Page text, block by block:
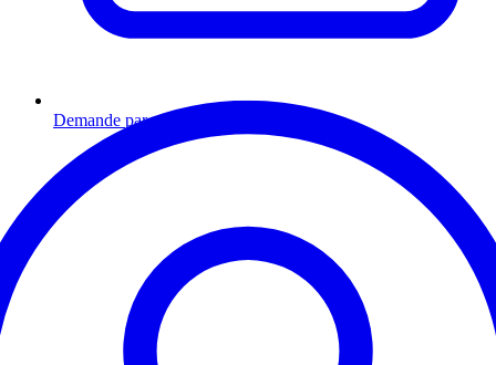
Demande par email